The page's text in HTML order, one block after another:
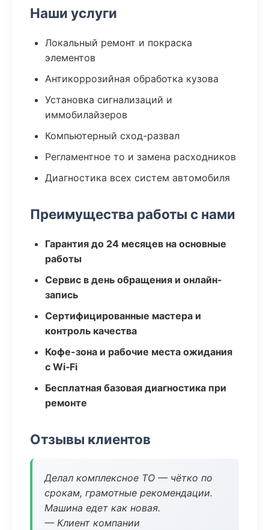
Наши услуги
Локальный ремонт и покраска
элементов
Антикоррозийная обработка кузова
Установка сигнализаций и
иммобилайзеров
Компьютерный сход-развал
Регламентное то и замена расходников
Диагностика всех систем автомобиля
Преимущества работы с нами
Гарантия до 24 месяцев на основные
работы
Сервис в день обращения и онлайн-
запись
Сертифицированные мастера и
контроль качества
Кофе-зона и рабочие места ожидания
с Wi‑Fi
Бесплатная базовая диагностика при
ремонте
Отзывы клиентов
Делал комплексное ТО — чётко по
срокам, грамотные рекомендации.
Машина едет как новая.
— Клиент компании